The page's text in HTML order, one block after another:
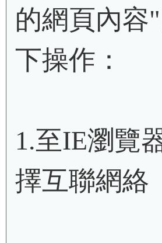
的網頁內容"
下操作：
1.至IE瀏覽
擇互聯網絡